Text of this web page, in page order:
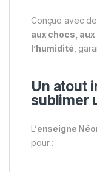
Conçue avec
aux chocs,
l’humidité ,
Un atout
sublimer
L’enseigne
pour :